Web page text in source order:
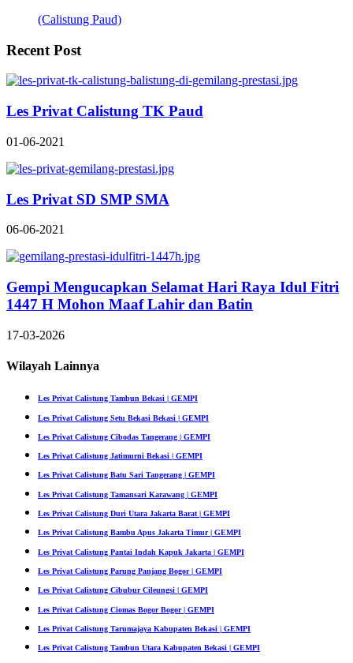
(Calistung Paud)
Recent Post
Les Privat Calistung TK Paud
01-06-2021
Les Privat SD SMP SMA
06-06-2021
Gempi Mengucapkan Selamat Hari Raya Idul Fitri
1447 H Mohon Maaf Lahir dan Batin
17-03-2026
Wilayah Lainnya
Les Privat Calistung Tambun Bekasi | GEMPI
Les Privat Calistung Setu Bekasi Bekasi | GEMPI
Les Privat Calistung Cibodas Tangerang | GEMPI
Les Privat Calistung Jatimurni Bekasi | GEMPI
Les Privat Calistung Batu Sari Tangerang | GEMPI
Les Privat Calistung Tamansari Karawang | GEMPI
Les Privat Calistung Duri Utara Jakarta Barat | GEMPI
Les Privat Calistung Bambu Apus Jakarta Timur | GEMPI
Les Privat Calistung Pantai Indah Kapuk Jakarta | GEMPI
Les Privat Calistung Parung Panjang Bogor | GEMPI
Les Privat Calistung Cibubur Cileungsi | GEMPI
Les Privat Calistung Ciomas Bogor Bogor | GEMPI
Les Privat Calistung Tarumajaya Kabupaten Bekasi | GEMPI
Les Privat Calistung Tambun Utara Kabupaten Bekasi | GEMPI